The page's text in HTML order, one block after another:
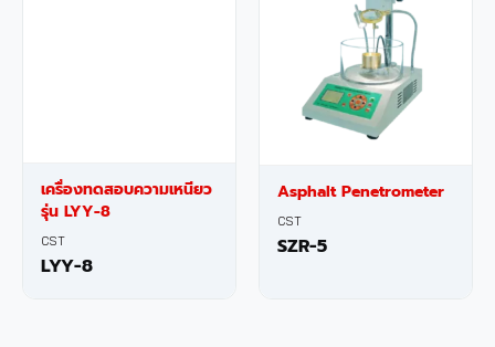
เครื่องทดสอบความเหนียว
รุ่น LYY-8
CST
LYY-8
Asphalt Penetrometer
CST
SZR-5